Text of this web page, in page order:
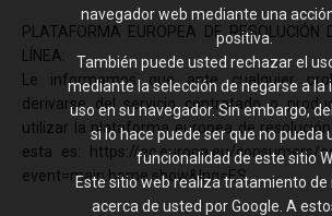
PLATAFORMA EUROPEA DE RESOLUCIÓN
LÍNEA:
Le informamos que ante cualquier
derivarse del servicio contratado o
utilizar la plataforma europea de
esta es: https://ec.europa.eu/consumers/
event=main.home.show&lng=ES.
navegador web mediante una
positiva.
También puede usted rechazar el
mediante la selección de negarse a la
uso en su navegador. Sin embargo,
si lo hace puede ser que no pueda
funcionalidad de este sitio
Este sitio web realiza tratamiento
acerca de usted por Google. A